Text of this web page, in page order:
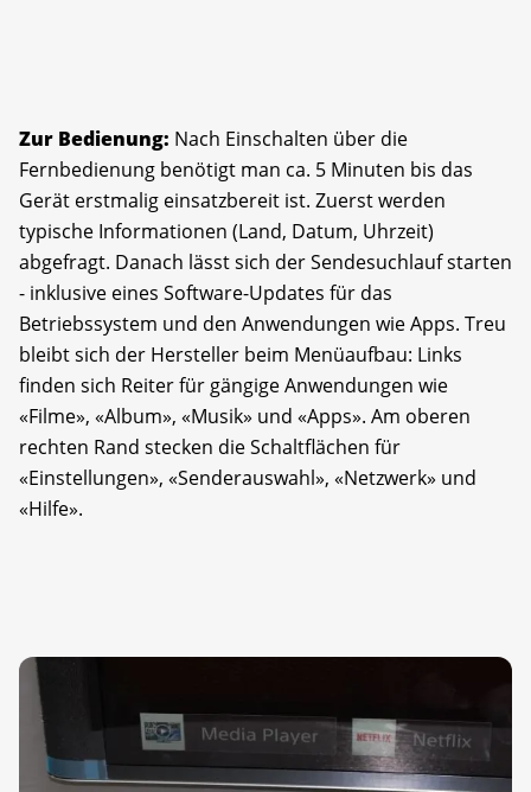
Zur Bedienung: Nach Einschalten über die
Fernbedienung benötigt man ca. 5 Minuten bis das
Gerät erstmalig einsatzbereit ist. Zuerst werden
typische Informationen (Land, Datum, Uhrzeit)
abgefragt. Danach lässt sich der Sendesuchlauf starten
- inklusive eines Software-Updates für das
Betriebssystem und den Anwendungen wie Apps. Treu
bleibt sich der Hersteller beim Menüaufbau: Links
finden sich Reiter für gängige Anwendungen wie
«Filme», «Album», «Musik» und «Apps». Am oberen
rechten Rand stecken die Schaltflächen für
«Einstellungen», «Senderauswahl», «Netzwerk» und
«Hilfe».